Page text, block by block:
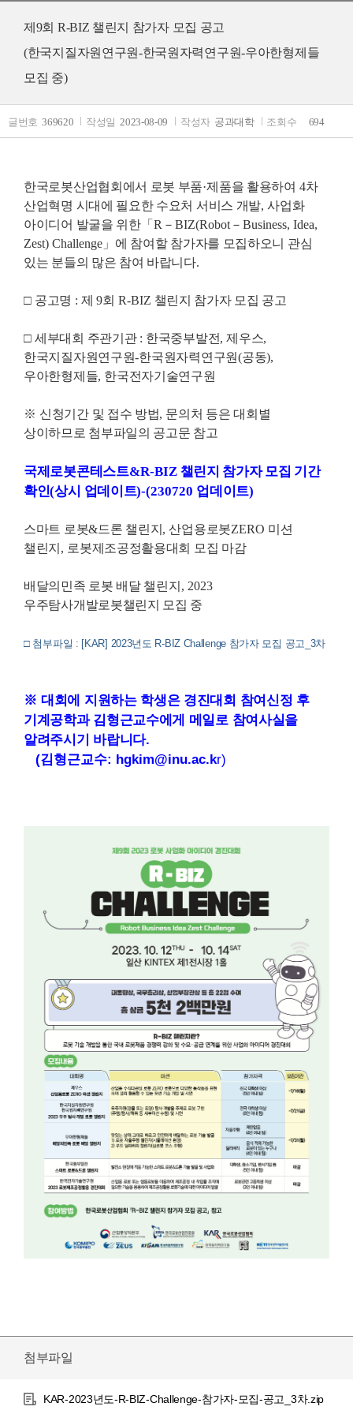
제9회 R-BIZ 챌린지 참가자 모집 공고
(한국지질자원연구원-한국원자력연구원-우아한형제들
모집 중)
글번호 369620 작성일 2023-08-09 작성자 공과대학 조회수 694
한국로봇산업협회에서 로봇 부품·제품을 활용하여 4차
산업혁명 시대에 필요한 수요처 서비스 개발,사업화
아이디어 발굴을 위한「 R － BIZ(Robot－ Business, Idea,
Zest) Challenge 」 에 참여할 참가자를 모집하오니 관심
있는 분들의 많은 참여 바랍니다.
□ 공고명 : 제9회 R-BIZ 챌린지 참가자 모집 공고
□ 세부대회 주관기관 : 한국중부발전,제우스,
한국지질자원연구원-한국원자력연구원(공동),
우아한형제들, 한국전자기술연구원
※ 신청기간 및 접수 방법, 문의처 등은 대회별
상이하므로 첨부파일의 공고문 참고
국제로봇콘테스트&R-BIZ 챌린지 참가자 모집 기간
확인(상시 업데이트)-(230720 업데이트)
스마트 로봇&드론 챌린지 ,산업용로봇ZERO 미션
챌린지 , 로봇제조공정활용대회 모집 마감
배달의민족 로봇 배달 챌린지 , 2023
우주탐사개발로봇챌린지 모집 중
□ 첨부파일 : [KAR] 2023년도 R-BIZ Challenge 참가자 모집 공고_3차
※ 대회에 지원하는 학생은 경진대회 참여신정 후
기계공학과 김형근교수에게 메일로 참여사실을
알려주시기 바랍니다.
(김형근교수: hgkim@inu.ac.kr)
첨부파일
KAR-2023년도-R-BIZ-Challenge-참가자-모집-공고_3차.zip